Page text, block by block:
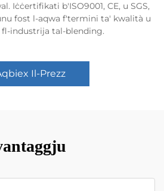
Iċċertifikati b'ISO9001, CE, u SGS,
fost l-aqwa f'termini ta' kwalità u
fl-industrija tal-blending.
Il-Prezz